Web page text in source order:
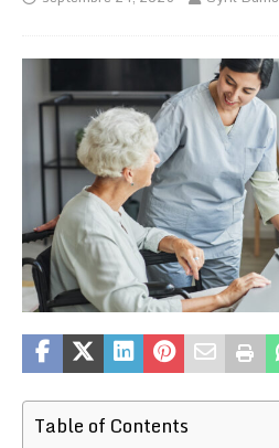
Table of Contents